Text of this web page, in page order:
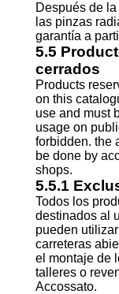
Después de
las pinzas
garantía a
5.5
cerrados
Products
on this
use and must
usage on
forbidden. the
be done by
shops.
5.5.1
Todos los
destinados al
pueden
carreteras
el montaje de
talleres o
Accossato.